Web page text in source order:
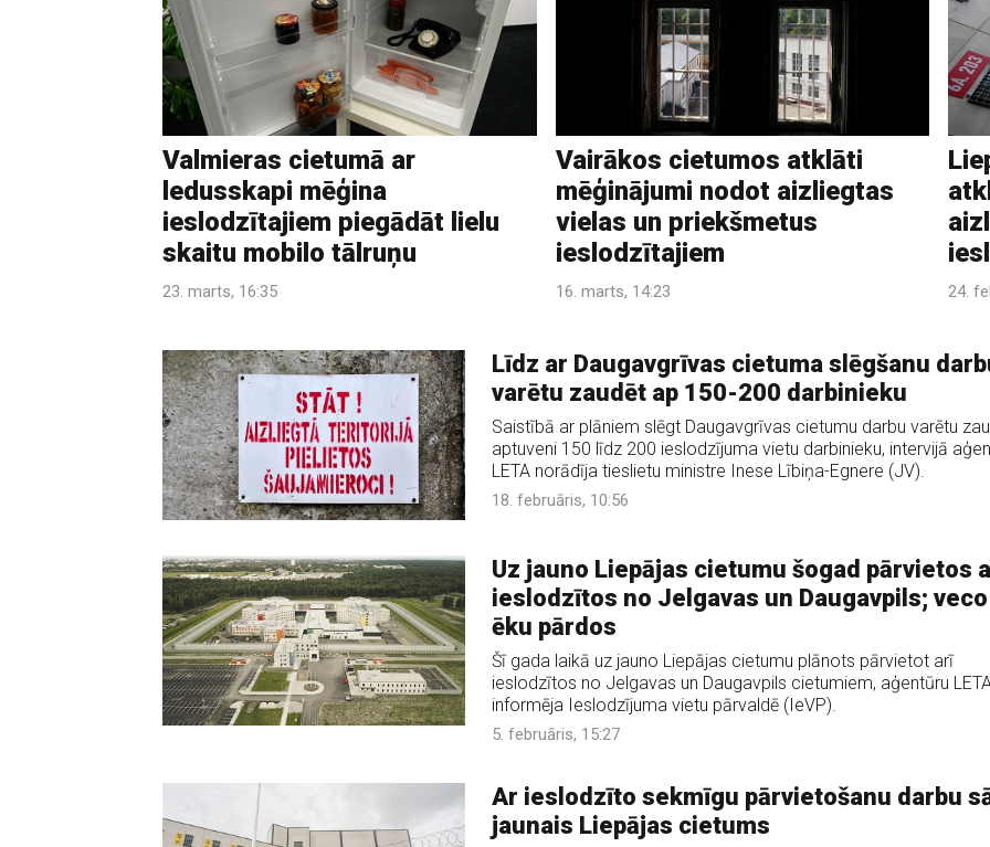
Valmieras cietumā ar
ledusskapi mēģina
ieslodzītajiem piegādāt lielu
skaitu mobilo tālruņu
23. marts, 16:35
Vairākos cietumos atklāti
mēģinājumi nodot aizliegtas
vielas un priekšmetus
ieslodzītajiem
16. marts, 14:23 24.
Līdz ar Daugavgrīvas cietuma slēgšanu
varētu zaudēt ap 150-200 darbinieku
Saistībā ar plāniem slēgt Daugavgrīvas cietumu darbu varētu
aptuveni 150 līdz 200 ieslodzījuma vietu darbinieku, intervijā
LETA norādīja tieslietu ministre Inese Lībiņa-Egnere (JV).
18. februāris, 10:56
Uz jauno Liepājas cietumu šogad pārvietos
ieslodzītos no Jelgavas un Daugavpils; veco
ēku pārdos
Šī gada laikā uz jauno Liepājas cietumu plānots pārvietot arī
ieslodzītos no Jelgavas un Daugavpils cietumiem, aģentūru
informēja Ieslodzījuma vietu pārvaldē (IeVP).
5. februāris, 15:27
Ar ieslodzīto sekmīgu pārvietošanu darbu
jaunais Liepājas cietums